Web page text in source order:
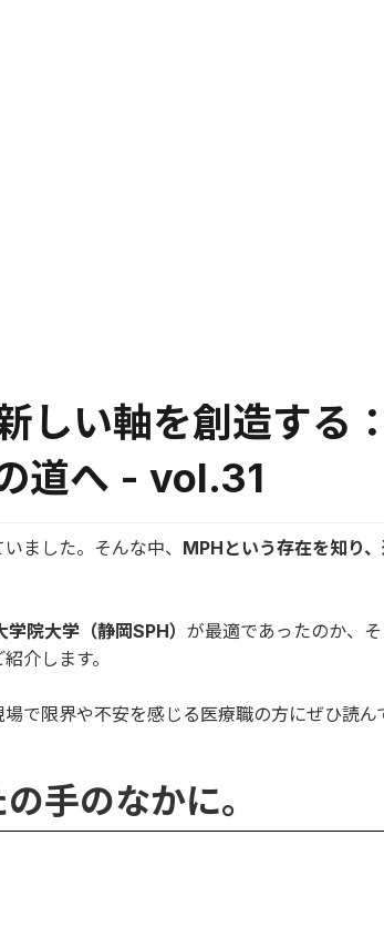
しい軸を創造する
道へ - vol.31
ました。そんな中、 MPHという存在を知り
院大学（静岡SPH） が最適であったのか、
介します。
で限界や不安を感じる医療職の方にぜひ読ん
手のなかに。